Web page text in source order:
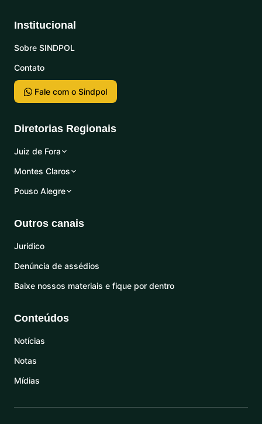
Institucional
Sobre SINDPOL
Contato
Fale com o Sindpol
Diretorias Regionais
Juiz de Fora
Montes Claros
Pouso Alegre
Outros canais
Jurídico
Denúncia de assédios
Baixe nossos materiais e fique por dentro
Conteúdos
Notícias
Notas
Mídias